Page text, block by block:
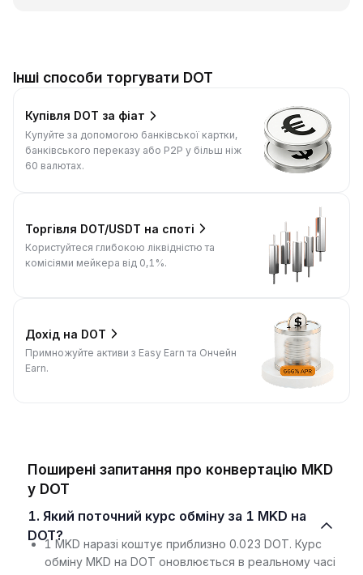
Інші способи торгувати DOT
Купівля DOT за фіат
Купуйте за допомогою банківської картки,
банківського переказу або P2P у більш ніж
60 валютах.
Торгівля DOT/USDT на споті
Користуйтеся глибокою ліквідністю та
комісіями мейкера від 0,1%.
Дохід на DOT
Примножуйте активи з Easy Earn та Ончейн
Earn.
Поширені запитання про конвертацію MKD
у DOT
1. Який поточний курс обміну за 1 MKD на
DOT?
1 MKD наразі коштує приблизно 0.023 DOT. Курс
обміну MKD на DOT оновлюється в реальному часі